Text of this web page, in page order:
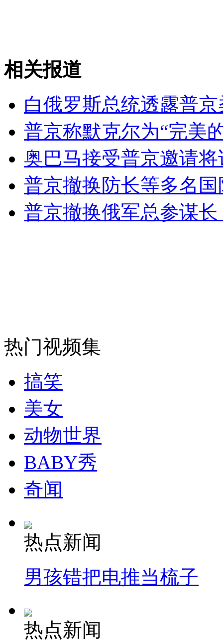
外交部：反对强权政治霸凌主义
外交部：有关国家言论片面不公正
安徽一实载49人客车翻车
走！跟着总书记去植树
相关报道
白俄罗斯总统透露普
普京称默克尔为“完美
奥巴马接受普京邀请
普京撤换防长等多名
普京撤换俄军总参谋
热门视频集
搞笑
美女
动物世界
BABY秀
奇闻
热点新闻
男孩错把电推当梳子
热点新闻